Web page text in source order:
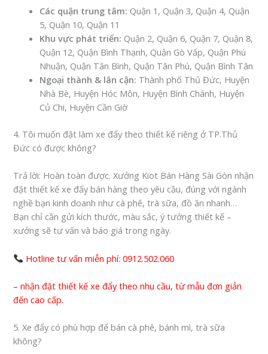
Các quận trung tâm: Quận 1, Quận 3, Quận 4, Quận
5, Quận 10, Quận 11
Khu vực phát triển: Quận 2, Quận 6, Quận 7, Quận 8,
Quận 12, Quận Bình Thạnh, Quận Gò Vấp, Quận Phú
Nhuận, Quận Tân Bình, Quận Tân Phú, Quận Bình Tân
Ngoại thành & lân cận: Thành phố Thủ Đức, Huyện
Nhà Bè, Huyện Hóc Môn, Huyện Bình Chánh, Huyện
Củ Chi, Huyện Cần Giờ
4. Tôi muốn đặt làm xe đẩy theo thiết kế riêng ở TP.Thủ
Đức có được không?
Trả lời: Hoàn toàn được. Xưởng Kiot Bán Hàng Sài Gònnhận
đặt thiết kế xe đẩy bán hàng theo yêu cầu, đúng với ngành
nghề bạn kinh doanh như cà phê, trà sữa, đồ ăn nhanh…
Bạn chỉ cần gửi kích thước, màu sắc, ý tưởng thiết kế –
xưởng sẽ tư vấn và báo giá trong ngày.
Hotline tư vấn miễn phí: 0912.502.060
– nhận đặt thiết kế xe đẩy theo nhu cầu, từ mẫu đơn giản
đến cao cấp.
5. Xe đẩy có phù hợp để bán cà phê, bánh mì, trà sữa
không?